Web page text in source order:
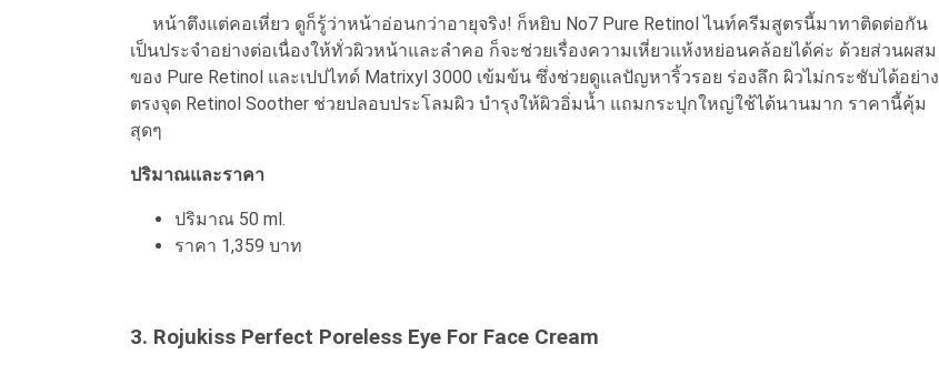
หน้าตึงแต่คอเหี่ยว ดูก็รู้ว่าหน้าอ่อนกว่าอายุจริง! ก็หยิบ No7 Pure Retinol ไนท์ครีมสูตรนี้มาทาติดต่อกัน
เป็นประจำอย่างต่อเนื่องให้ทั่วผิวหน้าและลำคอ ก็จะช่วยเรื่องความเหี่ยวแห้งหย่อนคล้อยได้ค่ะ ด้วยส่วนผสม
ของ Pure Retinol และเปปไทด์ Matrixyl 3000 เข้มข้น ซึ่งช่วยดูแลปัญหาริ้วรอย ร่องลึก ผิวไม่กระชับได้อย่าง
ตรงจุด Retinol Soother ช่วยปลอบประโลมผิว บำรุงให้ผิวอิ่มน้ำ แถมกระปุกใหญ่ใช้ได้นานมาก ราคานี้คุ้ม
สุดๆ
ปริมาณและราคา
ปริมาณ 50 ml.
ราคา 1,359 บาท
3. Rojukiss Perfect Poreless Eye For Face Cream